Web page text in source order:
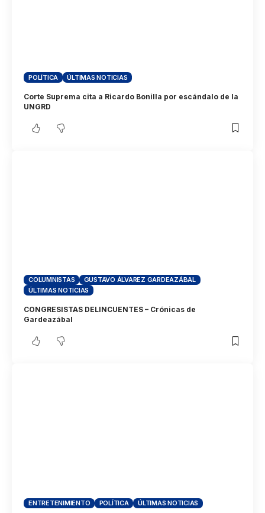
POLÍTICA ÚLTIMAS NOTICIAS
Corte Suprema cita a Ricardo Bonilla por escándalo de la
UNGRD
COLUMNISTAS
GUSTAVO ÁLVAREZ GARDEAZÁBAL
ÚLTIMAS NOTICIAS
CONGRESISTAS DELINCUENTES – Crónicas de
Gardeazábal
ENTRETENIMIENTO POLÍTICA ÚLTIMAS NOTICIAS